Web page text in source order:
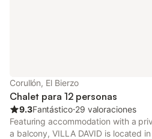
Corullón, El Bierzo
Chalet para 12 personas
9.3Fantástico⋅29 valoraciones
Featuring accommodation with a
a balcony, VILLA DAVID is located